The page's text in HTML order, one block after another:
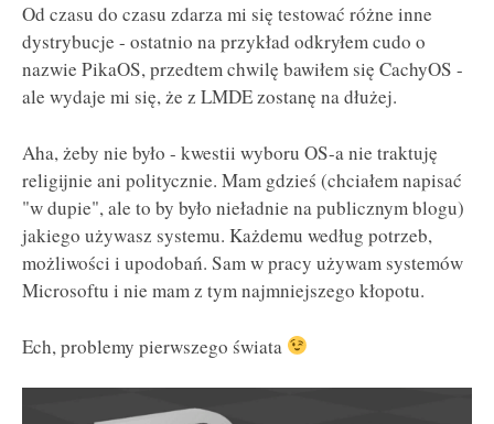
Od czasu do czasu zdarza mi się testować różne inne
dystrybucje - ostatnio na przykład odkryłem cudo o
nazwie PikaOS, przedtem chwilę bawiłem się CachyOS -
ale wydaje mi się, że z LMDE zostanę na dłużej.
Aha, żeby nie było - kwestii wyboru OS-a nie traktuję
religijnie ani politycznie. Mam gdzieś (chciałem napisać
"w dupie", ale to by było nieładnie na publicznym blogu)
jakiego używasz systemu. Każdemu według potrzeb,
możliwości i upodobań. Sam w pracy używam systemów
Microsoftu i nie mam z tym najmniejszego kłopotu.
Ech, problemy pierwszego świata